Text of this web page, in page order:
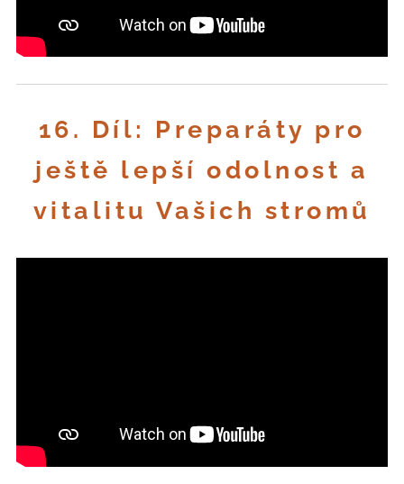
16. Díl: Preparáty pro
ještě lepší odolnost a
vitalitu Vašich stromů